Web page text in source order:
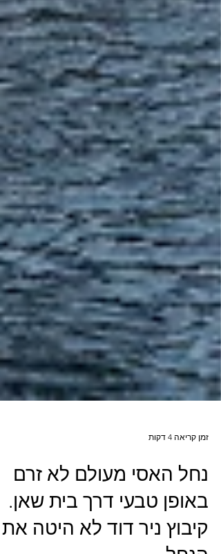
זמן קריאה 4 דקות
נחל האסי מעולם לא זרם
באופן טבעי דרך בית שאן.